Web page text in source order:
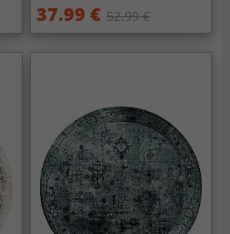
37.99 € 52.99 €